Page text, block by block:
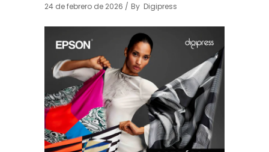
24 de febrero de 2026 By Digipress